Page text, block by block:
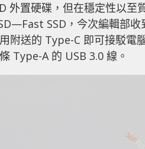
外置硬碟，但在穩定性以
SSD，今次編輯部
附送的 Type-C 即可接駁電
Type-A 的 USB 3.0 線。